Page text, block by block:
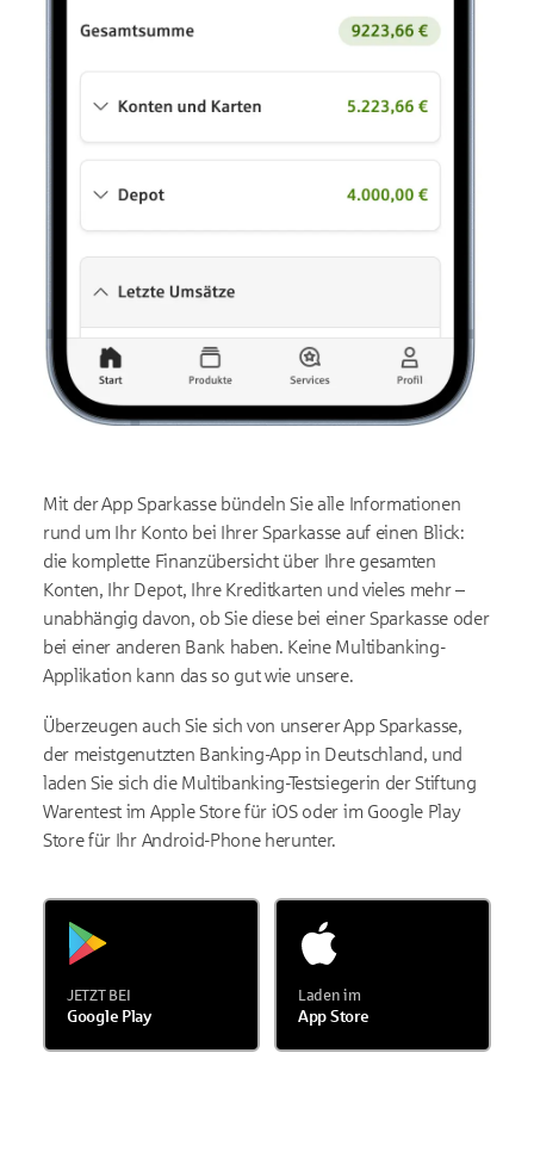
Mit der App Sparkasse bündeln Sie alle Informationen
rund um Ihr Konto bei Ihrer Sparkasse auf einen Blick:
die komplette Finanzübersicht über Ihre gesamten
Konten, Ihr Depot, Ihre Kreditkarten und vieles mehr –
unabhängig davon, ob Sie diese bei einer Sparkasse oder
bei einer anderen Bank haben. Keine Multibanking-
Applikation kann das so gut wie unsere.
Überzeugen auch Sie sich von unserer App Sparkasse,
der meistgenutzten Banking-App in Deutschland, und
laden Sie sich die Multibanking-Testsiegerin der Stiftung
Warentest im Apple Store für iOS oder im Google Play
Store für Ihr Android-Phone herunter.
JETZT BEI
Google Play
Laden im
App Store